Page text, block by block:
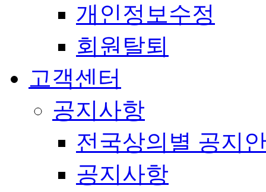
개인정보수정
회원탈퇴
고객센터
공지사항
전국상의별 공지
공지사항